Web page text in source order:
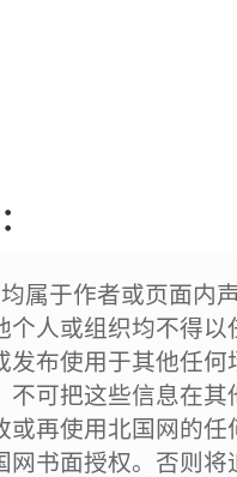
属于作者或页面内
个人或组织均不得
发布使用于其他任
不可把这些信息在
或再使用北国网的
网书面授权。否则将